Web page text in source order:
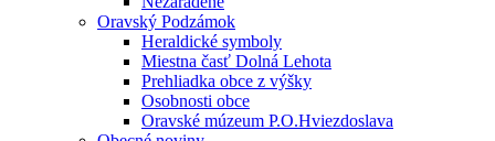
Oravský Podzámok
Heraldické symboly
Miestna časť Dolná Lehota
Prehliadka obce z výšky
Osobnosti obce
Oravské múzeum P.O.Hviezdoslava